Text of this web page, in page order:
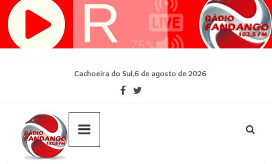
Pular
para
Cachoeira do Sul,6 de agosto de 2026